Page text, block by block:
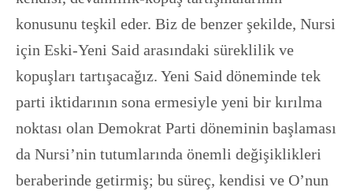
konusunu teşkil eder. Biz de benzer şekilde, Nursi
için Eski-Yeni Said arasındaki süreklilik ve
kopuşları tartışacağız. Yeni Said döneminde tek
parti iktidarının sona ermesiyle yeni bir kırılma
noktası olan Demokrat Parti döneminin başlaması
da Nursi’nin tutumlarında önemli değişiklikleri
beraberinde getirmiş; bu süreç, kendisi ve O’nun